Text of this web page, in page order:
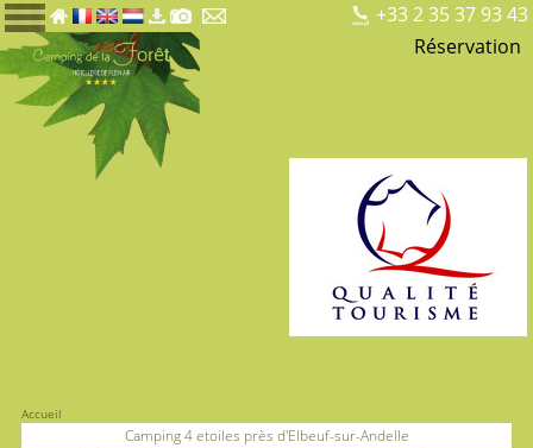
+33 2 35 37 93 43
Réservation
Accueil
Camping 4 etoiles près d'Elbeuf-sur-Andelle